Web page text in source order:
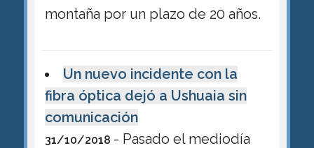
montaña por un plazo de 20 años.
Un nuevo incidente con la
fibra óptica dejó a Ushuaia sin
comunicación
31/10/2018 - Pasado el mediodía